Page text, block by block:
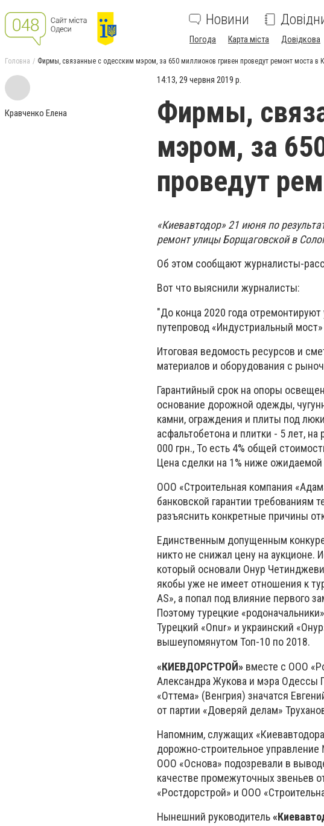
Новини
Погода Карта міста Довідкова
Головна Фирмы, связанные с одесским мэром, за 650 миллионов гривен проведут ремонт моста в
Кравченко Елена
14:13, 29 червня 2019 р.
Фирмы,
мэром, за
проведут
«Киевавтодор» 21 июня по
ремонт улицы Борщаговской в
Об этом сообщают журналисты-
Вот что выяснили журналисты:
"До конца 2020 года
путепровод «Индустриальный
Итоговая ведомость ресурсов и
материалов и оборудования с
Гарантийный срок на опоры
основание дорожной одежды,
камни, ограждения и плиты под
асфальтобетона и плитки - 5 лет,
000 грн., То есть 4% общей
Цена сделки на 1% ниже ожидаемой
ООО «Строительная компания
банковской гарантии требованиям
разъяснить конкретные причины
Единственным допущенным
никто не снижал цену на аукционе.
который основали Онур
якобы уже не имеет отношения к
AS», а попал под влияние первого
Поэтому турецкие
Турецкий «Onur» и украинский
вышеупомянутом Топ-10 по 2018.
«КИЕВДОРСТРОЙ» вместе с ООО
Александра Жукова и мэра Одессы
«Оттема» (Венгрия) значатся
от партии «Доверяй делам»
Напомним, служащих
дорожно-строительное
ООО «Основа» подозревали в
качестве промежуточных звеньев
«Ростдорстрой» и ООО
Нынешний руководитель